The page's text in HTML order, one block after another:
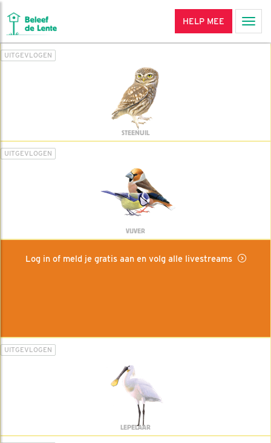
HELP MEE
UITGEVLOGEN
STEENUIL
UITGEVLOGEN
VIJVER
Log in of meld je gratis aan en volg alle livestreams
UITGEVLOGEN
LEPELAAR